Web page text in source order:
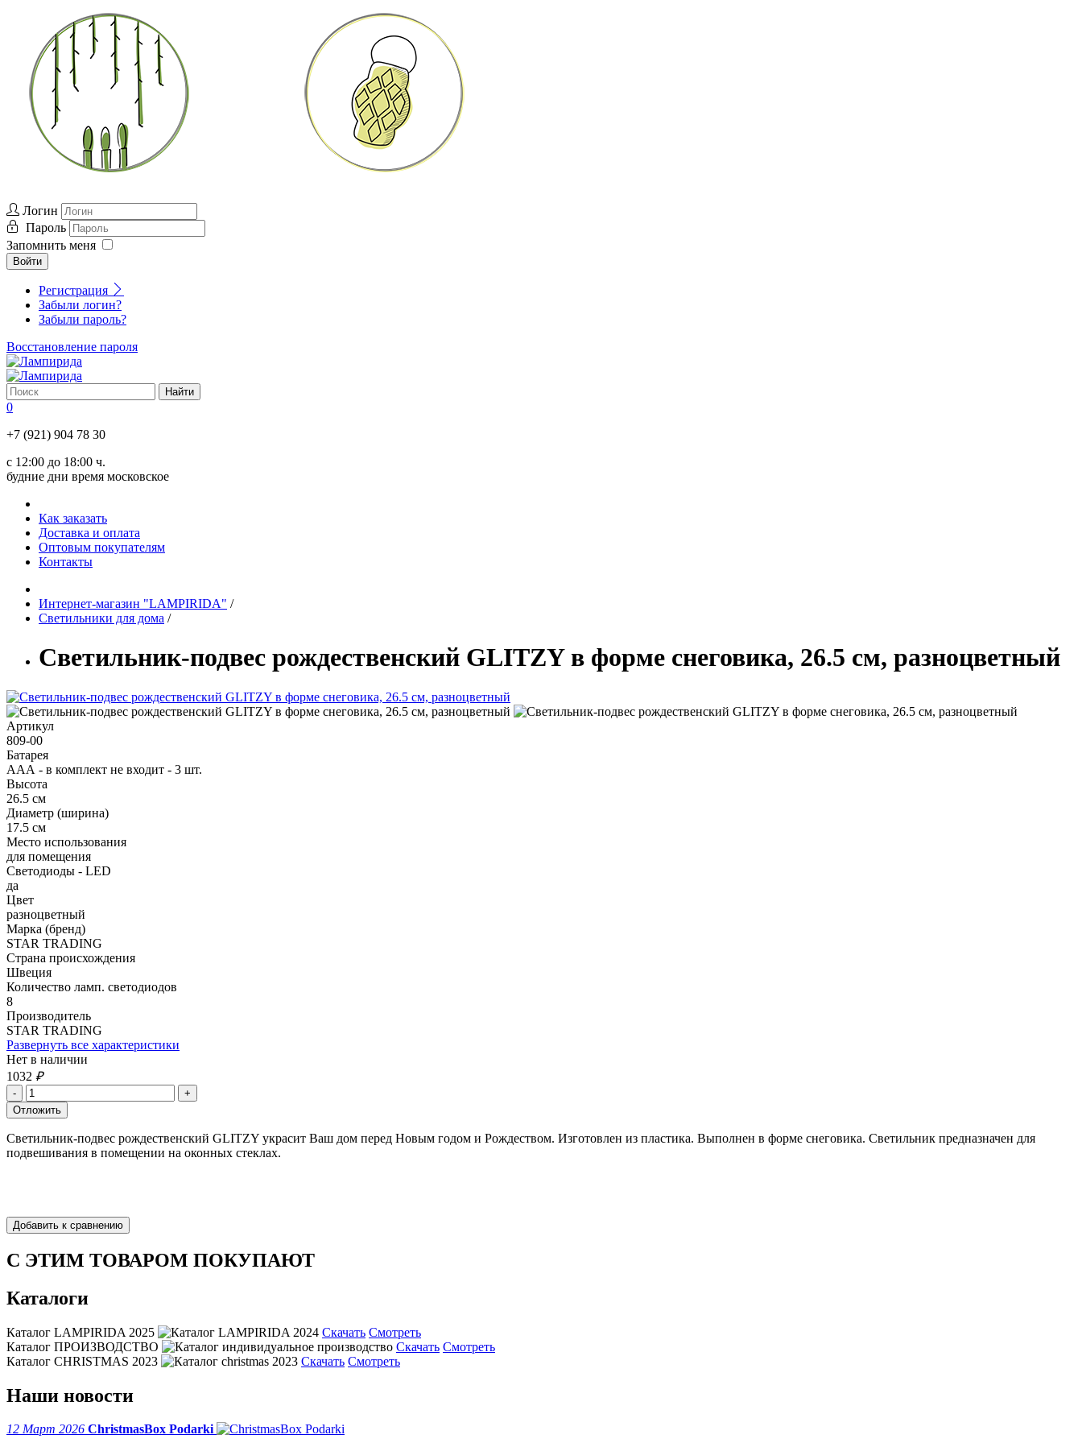
Логин
Пароль
Запомнить меня
Войти
Регистрация
Забыли логин?
Забыли пароль?
Восстановление пароля
0
+7 (921) 904 78 30
с 12:00 до 18:00 ч.
будние дни время московское
Как заказать
Доставка и оплата
Оптовым покупателям
Контакты
Интернет-магазин "LAMPIRIDA" /
Светильники для дома /
Светильник-подвес рождественский GLITZY в форме снеговика, 26.5 см, разноцветный
Артикул
809-00
Батарея
ААА - в комплект не входит - 3 шт.
Высота
26.5 см
Диаметр (ширина)
17.5 см
Место использования
для помещения
Светодиоды - LED
да
Цвет
разноцветный
Марка (бренд)
STAR TRADING
Страна происхождения
Швеция
Количество ламп. светодиодов
8
Производитель
STAR TRADING
Развернуть все характеристики
Нет в наличии
1032 ₽
Светильник-подвес рождественский GLITZY украсит Ваш дом перед Новым годом и Рождеством. Изготовлен из пластика. Выполнен в форме снеговика. Светильник предназначен для
подвешивания в помещении на оконных стеклах.
С ЭТИМ ТОВАРОМ ПОКУПАЮТ
Каталоги
Каталог LAMPIRIDA 2025 Скачать Смотреть
Каталог ПРОИЗВОДСТВО
Скачать Смотреть
Каталог CHRISTMAS 2023
Скачать Смотреть
Наши новости
12 Март 2026 ChristmasBox Podarki